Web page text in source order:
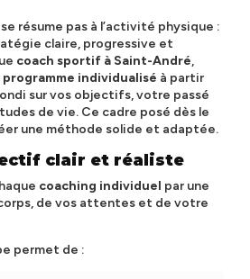
résume pas à l’activité physique :
claire, progressive et
coach sportif à Saint-André,
programme individualisé à partir
sur vos objectifs, votre passé
de vie. Ce cadre posé dès le
une méthode solide et adaptée.
clair et réaliste
coaching individuel par une
de vos attentes et de votre
permet de :